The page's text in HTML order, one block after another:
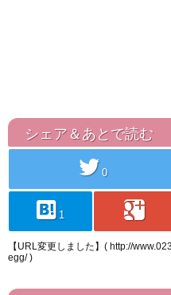
シェア＆あとで読む
twitter 0
hatebu 1 googleplus
【URL変更しました】( http://
egg/ )